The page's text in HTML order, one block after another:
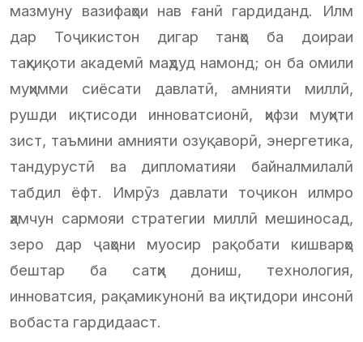
мазмуну вазифаҳои нав ғанӣ гардиданд. Илм
дар Тоҷикистон дигар танҳо ба доираи
таҳқиқоти академӣ маҳдуд намонд; он ба омили
муҳимми сиёсати давлатӣ, амнияти миллӣ,
рушди иқтисоди инноватсионӣ, ҳифзи муҳити
зист, таъмини амнияти озуқаворӣ, энергетика,
тандурустӣ ва дипломатияи байналмилалӣ
табдил ёфт. Имрӯз давлати тоҷикон илмро
ҳамчун сармояи стратегии миллӣ мешиносад,
зеро дар ҷаҳони муосир рақобати кишварҳо
бештар ба сатҳи дониш, технология,
инноватсия, рақамикунонӣ ва иқтидори инсонӣ
вобаста гардидааст.